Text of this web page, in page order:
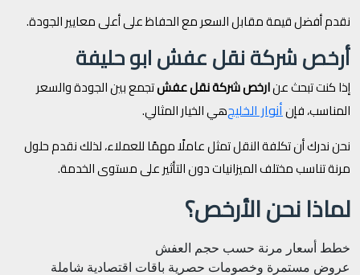
نقدم أفضل قيمة مقابل السعر مع الحفاظ على أعلى معايير الجودة.
أرخص شركة نقل عفش ابو حليفة
إذا كنت تبحث عنارخص شركة نقل عفشتجمع بين الجودة والسعر
المناسب، فإنأنوار الخليجهي الخيار المثالي.
نحن ندرك أن تكلفة النقل تمثل عاملًا مهمًا للعملاء، لذلك نقدم حلول
مرنة تناسب مختلف الميزانيات دون التأثير على مستوى الخدمة.
لماذا نحن الأرخص؟
خطط أسعار مرنة حسب حجم العفش
عروض مستمرة وخصومات حصرية باقات اقتصادية شاملة